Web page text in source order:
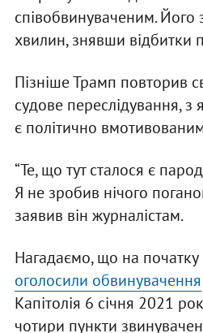
співобвинуваченим. Його
хвилин, знявши відбитки
Пізніше Трамп повторив
судове переслідування, з
є політично
“Те, що тут сталося є
Я не зробив нічого
заявив він журналістам.
Нагадаємо, що на початку
оголосили обвинувачення
Капітолія 6 січня 2021
чотири пункти